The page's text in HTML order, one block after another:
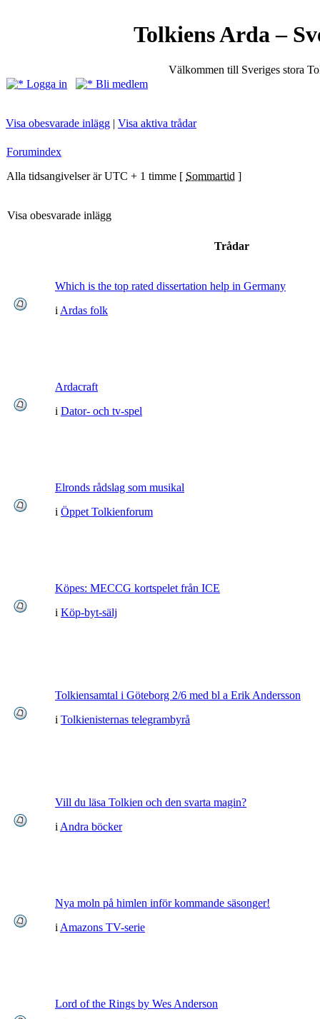
Tolkiens Arda –
Välkommen till Sveriges stora
Logga in
Bli medlem
Visa obesvarade inlägg | Visa aktiva trådar
Forumindex
Alla tidsangivelser är UTC + 1 timme [ Sommartid ]
Visa obesvarade inlägg
Trådar
Which is the top rated dissertation help in Germany
i Ardas folk
Ardacraft
i Dator- och tv-spel
Elronds rådslag som musikal
i Öppet Tolkienforum
Köpes: MECCG kortspelet från ICE
i Köp-byt-sälj
Tolkiensamtal i Göteborg 2/6 med bl a Erik Andersson
i Tolkienisternas telegrambyrå
Vill du läsa Tolkien och den svarta magin?
i Andra böcker
Nya moln på himlen inför kommande säsonger!
i Amazons TV-serie
Lord of the Rings by Wes Anderson